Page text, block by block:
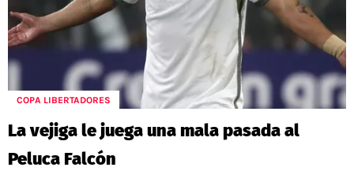
COPA LIBERTADORES
La vejiga le juega una mala pasada al
Peluca Falcón